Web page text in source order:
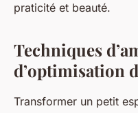
praticité et beauté.
Techniques
d’optimisation
Transformer un petit